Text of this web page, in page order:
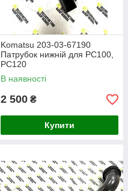
Komatsu 203-03-67190
Патрубок нижній для PC100,
PC120
В наявності
2 500 ₴
Купити